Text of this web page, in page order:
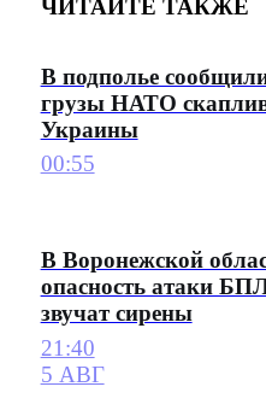
ЧИТАЙТЕ ТАКЖЕ
В подполье
грузы НАТО
Украины
00:55
В Воронежской
опасность атаки
звучат сирены
21:40
5 АВГ